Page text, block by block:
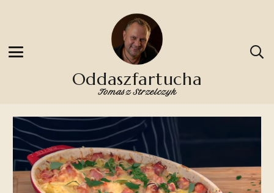
Oddaszfartucha
Tomasz Strzelczyk